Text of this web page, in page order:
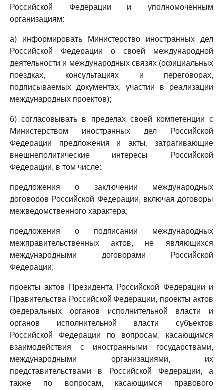
Российской Федерации и уполномоченным
организациям:
а) информировать Министерство иностранных дел
Российской Федерации о своей международной
деятельности и международных связях (официальных
поездках, консультациях и переговорах,
подписываемых документах, участии в реализации
международных проектов);
б) согласовывать в пределах своей компетенции с
Министерством иностранных дел Российской
Федерации предложения и акты, затрагивающие
внешнеполитические интересы Российской
Федерации, в том числе:
предложения о заключении международных
договоров Российской Федерации, включая договоры
межведомственного характера;
предложения о подписании международных
межправительственных актов, не являющихся
международными договорами Российской
Федерации;
проекты актов Президента Российской Федерации и
Правительства Российской Федерации, проекты актов
федеральных органов исполнительной власти и
органов исполнительной власти субъектов
Российской Федерации по вопросам, касающимся
взаимодействия с иностранными государствами,
международными организациями, их
представительствами в Российской Федерации, а
также по вопросам, касающимся правового